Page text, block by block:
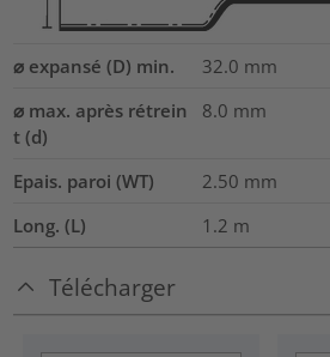
⌀ expansé (D) min. 32.0 mm
⌀ max. après rétrein
t (d)
8.0 mm
Epais. paroi (WT) 2.50 mm
Long. (L)
1.2 m
Télécharger